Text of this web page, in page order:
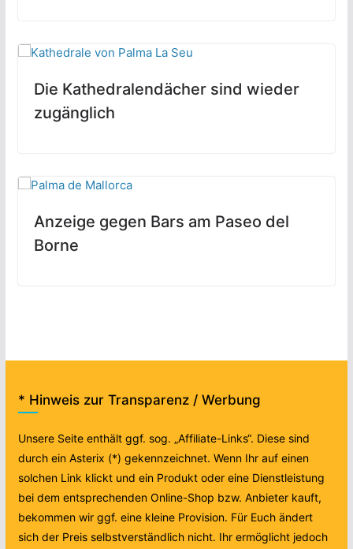
Die Kathedralendächer sind wieder
zugänglich
Anzeige gegen Bars am Paseo del
Borne
* Hinweis zur Transparenz / Werbung
Unsere Seite enthält ggf. sog. „Affiliate-Links“. Diese sind
durch ein Asterix (*) gekennzeichnet. Wenn Ihr auf einen
solchen Link klickt und ein Produkt oder eine Dienstleistung
bei dem entsprechenden Online-Shop bzw. Anbieter kauft,
bekommen wir ggf. eine kleine Provision. Für Euch ändert
sich der Preis selbstverständlich nicht. Ihr ermöglicht jedoch